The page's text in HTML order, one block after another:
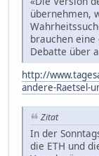
übernehmen,
brauchen
Debatte über
http://
andere-Raetsel-
Zitat
In der
die ETH und